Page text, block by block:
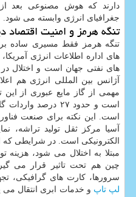
دارند که هوش مصنوعی بعد از
جغرافیای انرژی وابسته می شود.
تنگه هرمز و امنیت اقتصاد
تنگه هرمز فقط مسیری ساده
های اداره اطلاعات انرژی
های نفتی جهان است و اختلال در
مهمی از گاز مایع عبوری از این
است و حدود ۲۷
است. این نکته برای صنعت
آسیا مرکز ثقل تولید تراشه،
الکترونیکی است. در شرایطی که
مبتلا به اختلال می شود، هزینه
چین هم تحت تاثیر قرار می
سرورها، کارت های گرافیکی،
لپ تاپ و خدمات ابری انتقال می